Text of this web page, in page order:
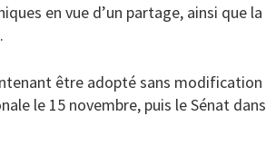
en vue d’un partage, ainsi que la
être adopté sans modification
le 15 novembre, puis le Sénat dans